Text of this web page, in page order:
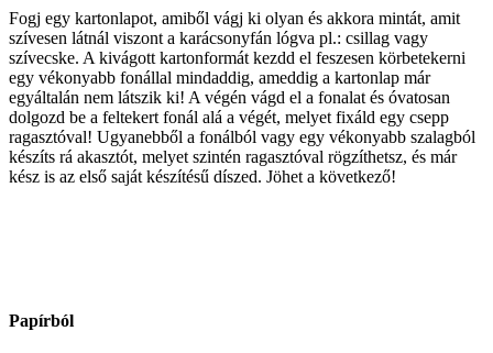
Fogj egy kartonlapot, amiből vágj ki olyan és akkora mintát, amit
szívesen látnál viszont a karácsonyfán lógva pl.: csillag vagy
szívecske. A kivágott kartonformát kezdd el feszesen körbetekerni
egy vékonyabb fonállal mindaddig, ameddig a kartonlap már
egyáltalán nem látszik ki! A végén vágd el a fonalat és óvatosan
dolgozd be a feltekert fonál alá a végét, melyet fixáld egy csepp
ragasztóval! Ugyanebből a fonálból vagy egy vékonyabb szalagból
készíts rá akasztót, melyet szintén ragasztóval rögzíthetsz, és már
kész is az első saját készítésű díszed. Jöhet a következő!
Papírból